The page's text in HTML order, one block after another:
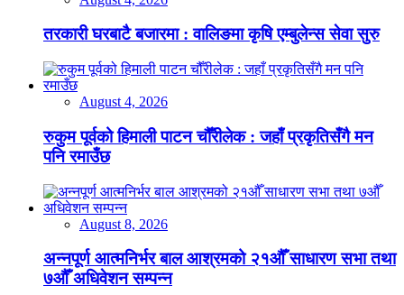
तरकारी घरबाटै बजारमा : वालिङमा कृषि एम्बुलेन्स सेवा सुरु
August 4, 2026
रुकुम पूर्वको हिमाली पाटन चौँरीलेक : जहाँ प्रकृतिसँगै मन
पनि रमाउँछ
August 8, 2026
अन्नपूर्ण आत्मनिर्भर बाल आश्रमको २१औँ साधारण सभा तथा
७औँ अधिवेशन सम्पन्न